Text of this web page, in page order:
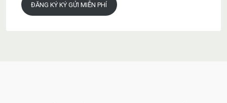
ĐĂNG KÝ KÝ GỬI MIỄN PHÍ